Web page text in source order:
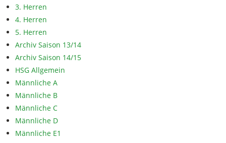
3. Herren
4. Herren
5. Herren
Archiv Saison 13/14
Archiv Saison 14/15
HSG Allgemein
Männliche A
Männliche B
Männliche C
Männliche D
Männliche E1